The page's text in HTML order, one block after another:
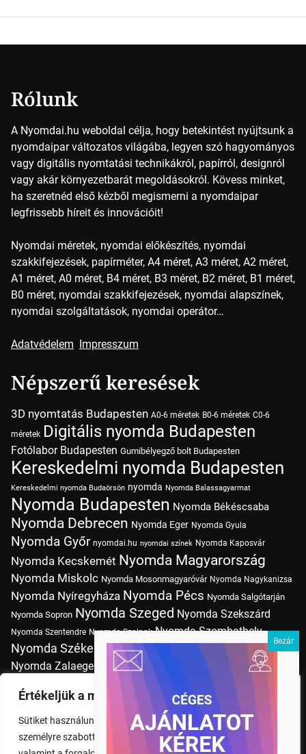
Értékeljük a magánéletét
Sütiket használunk a böngészési élmény fokozására,
személyre szabott hirdetések vagy tartalmak megjelenítésére,
Rólunk
A Nyomdai.hu weboldal célja, hogy betekintést nyújtsunk a
nyomdaipar változatos világába, legyen szó hagyományos
vagy digitális nyomtatási technikákról, papírról, designról
vagy akár környezetbarát megoldásokról. Kövess minket,
ha szeretnéd első kézből megismerni a nyomdaipar
legfrissebb híreit és innovációit!
Nyomdai méretek, nyomdai előkészítés, nyomdai
szakkifejezések, papírméter, A4 méret, A3 méret, A2 méret,
A1 méret, A0 méret, B4 méret, B3 méret, B2 méret, B1 méret,
B0 méret, nyomdai szakkifejezések, nyomdai alapszínek,
nyomdai szolgáltatások, nyomdai operátor…
Adatvédelem Impresszum
Népszerű keresések
3D nyomtatás Budapesten A0-6 méretek B0-6 méretek C0-6
méretek Digitális nyomda Budapesten
Fotólabor Budapesten Gumibélyegző bolt Budapesten
Kereskedelmi nyomda Budapesten
Kereskedelmi nyomda Budaörsön nyomda Nyomda Balassagyarmat
Nyomda Budapesten Nyomda Békéscsaba
Nyomda Debrecen Nyomda Eger Nyomda Gyula
Nyomda Győr nyomdai.hu nyomdai színek Nyomda Kaposvár
Nyomda Kecskemét Nyomda Magyarország
Nyomda Miskolc Nyomda Mosonmagyaróvár Nyomda Nagykanizsa
Nyomda Nyíregyháza Nyomda Pécs Nyomda Salgótarján
Nyomda Sopron Nyomda Szeged Nyomda Szekszárd
Nyomda Szentendre Nyomda Szolnok Nyomda Szombathely
Nyomda Székesfehérvár Nyomda Tatabánya Nyomda Vác
Nyomda Zalaegerszeg Nyomda Érd nyomtatás
Nyomtatás Budapesten
Pólónyomtatás Budapesten Szitanyomda Budapesten
Tudásbázis